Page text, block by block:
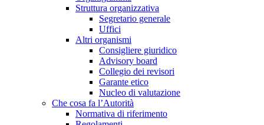
Struttura organizzativa
Segretario generale
Uffici
Altri organismi
Consigliere giuridico
Advisory board
Collegio dei revisori
Garante etico
Nucleo di valutazione
Che cosa fa l’Autorità
Normativa di riferimento